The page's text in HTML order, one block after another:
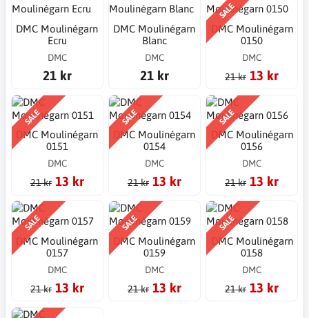
DMC Moulinégarn
Ecru
DMC
21 kr
DMC Moulinégarn
Blanc
DMC
21 kr
SALE
DMC Moulinégarn
0150
DMC
21 kr 13 kr
SALE
DMC Moulinégarn
0151
DMC
21 kr 13 kr
SALE
DMC Moulinégarn
0154
DMC
21 kr 13 kr
SALE
DMC Moulinégarn
0156
DMC
21 kr 13 kr
SALE
DMC Moulinégarn
0157
DMC
21 kr 13 kr
SALE
DMC Moulinégarn
0159
DMC
21 kr 13 kr
SALE
DMC Moulinégarn
0158
DMC
21 kr 13 kr